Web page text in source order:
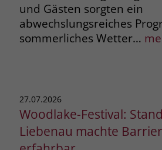
und Gästen sorgten ein
abwechslungsreiches
sommerliches Wetter…
27.07.2026
Woodlake-Festival:
Liebenau machte